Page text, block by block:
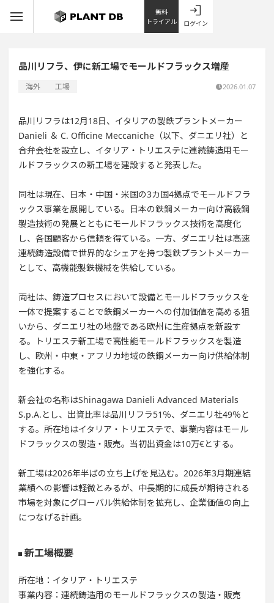
無料
トライアル
ログイン
品川リフラ、伊に新工場でモールドフラックス増産
海外 工場 2026.01.07
品川リフラは12月18日、イタリアの製鉄プラントメーカー
Danieli ＆ C. Officine Meccaniche（以下、ダニエリ社）と
合弁会社を設立し、イタリア・トリエステに連続鋳造用モー
ルドフラックスの新工場を建設すると発表した。
同社は現在、日本・中国・米国の3カ国4拠点でモールドフラ
ックス事業を展開している。日本の鉄鋼メーカー向け高級鋼
製造技術の発展とともにモールドフラックス技術を高度化
し、各国顧客から信頼を得ている。一方、ダニエリ社は高速
連続鋳造設備で世界的なシェアを持つ製鉄プラントメーカー
として、高機能製鉄機械を供給している。
両社は、鋳造プロセスにおいて設備とモールドフラックスを
一体で提案することで鉄鋼メーカーへの付加価値を高める狙
いから、ダニエリ社の地盤である欧州に生産拠点を新設す
る。トリエステ新工場で高性能モールドフラックスを製造
し、欧州・中東・アフリカ地域の鉄鋼メーカー向け供給体制
を強化する。
新会社の名称はShinagawa Danieli Advanced Materials
S.p.A.とし、出資比率は品川リフラ51％、ダニエリ社49％と
する。所在地はイタリア・トリエステで、事業内容はモール
ドフラックスの製造・販売。当初出資金は10万€とする。
新工場は2026年半ばの立ち上げを見込む。2026年3月期連結
業績への影響は軽微とみるが、中長期的に成長が期待される
市場を対象にグローバル供給体制を拡充し、企業価値の向上
につなげる計画。
新工場概要
所在地：イタリア・トリエステ
事業内容：連続鋳造用のモールドフラックスの製造・販売